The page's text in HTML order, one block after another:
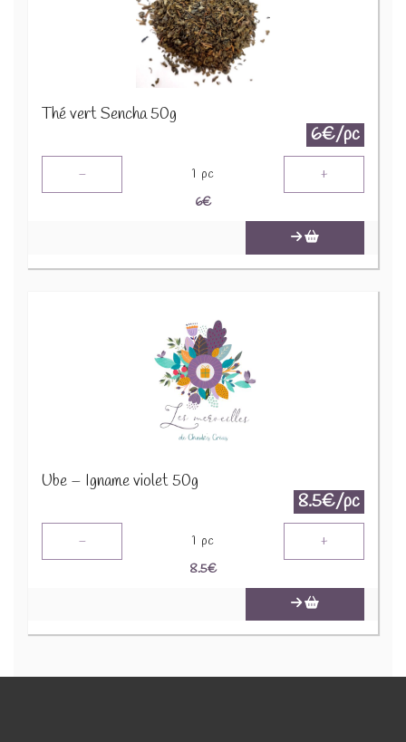
Thé vert Sencha 50g
6€/pc
- 1 pc +
6€
Ube – Igname violet 50g
8.5€/pc
- 1 pc +
8.5€